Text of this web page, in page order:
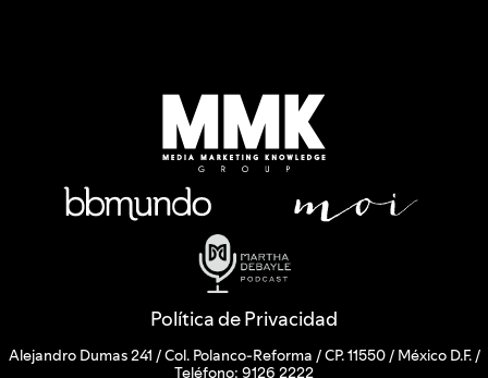
Política de Privacidad
Alejandro Dumas 241 / Col. Polanco-Reforma / CP. 11550 / México D.F. /
Teléfono: 9126 2222